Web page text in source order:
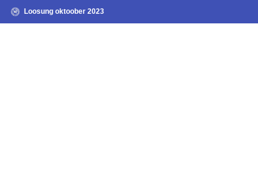
Loosung oktoober 2023